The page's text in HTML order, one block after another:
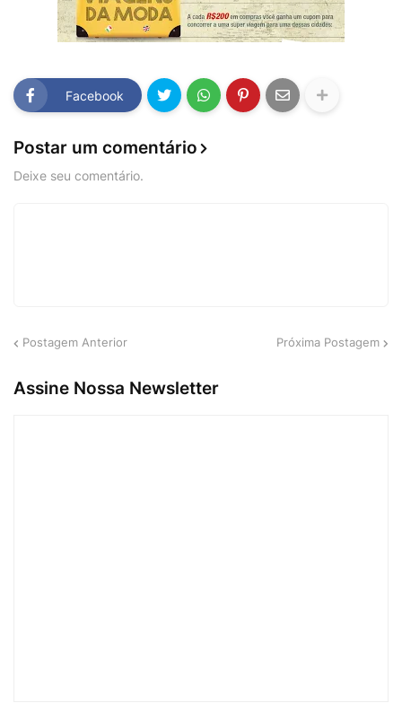
Facebook
Postar um comentário
Deixe seu comentário.
Postagem Anterior Próxima Postagem
Assine Nossa Newsletter